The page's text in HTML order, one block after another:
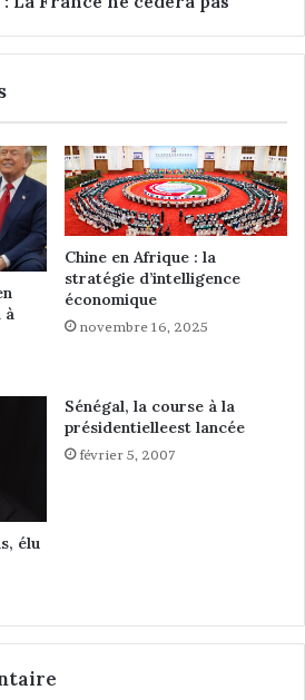
à
Chine en Afrique : la
stratégie d’intelligence
économique
novembre 16, 2025
élu
Sénégal, la course à la
présidentielleest lancée
février 5, 2007